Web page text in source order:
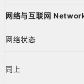
网络与互联网
网络状态
同上